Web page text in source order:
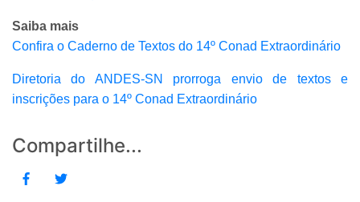
Saiba mais
Confira o Caderno de Textos do 14º Conad Extraordinário
Diretoria do ANDES-SN prorroga envio de textos e
inscrições para o 14º Conad Extraordinário
Compartilhe...